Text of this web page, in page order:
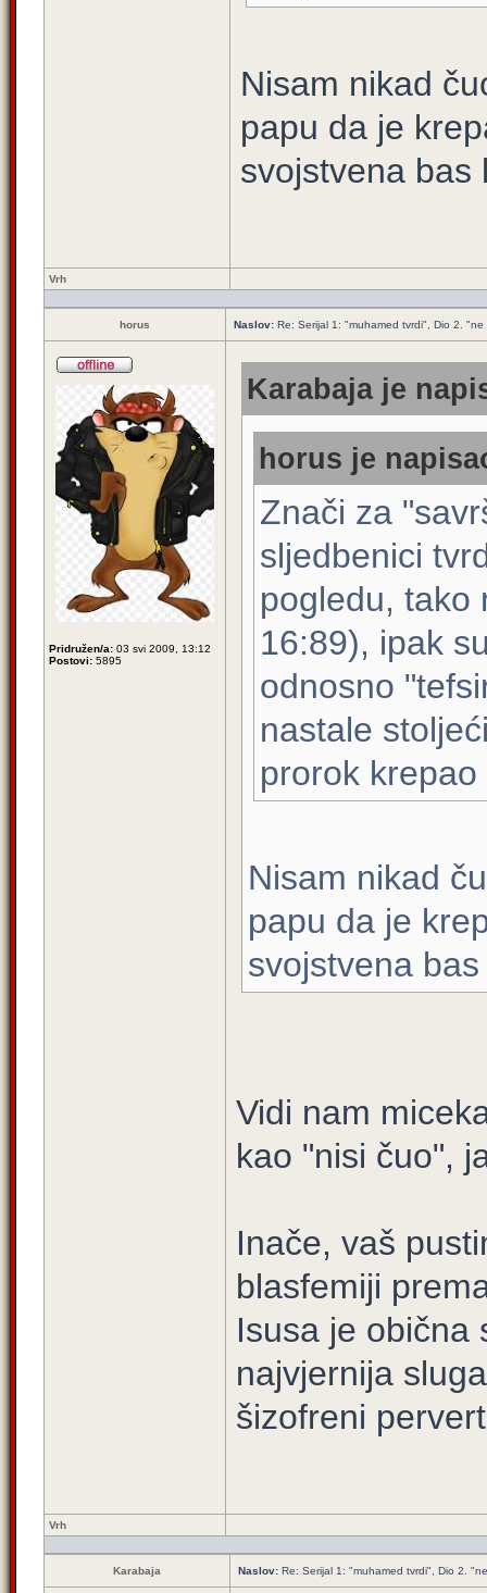
Nisam nikad
papu da je
svojstvena bas
Vrh
horus Naslov: Re: Serijal 1: "muhamed tvrdi", Dio 2.
Pridružen/a: 03 svi 2009, 13:12
Postovi: 5895
Karabaja je
horus je
Znači za
sljedbenici
pogledu, tako
16:89), ipak
odnosno
nastale
prorok
Nisam nikad
papu da je
svojstvena
Vidi nam
kao "nisi čuo",
Inače, vaš
blasfemiji
Isusa je obična
najvjernija
šizofreni
Vrh
Karabaja Naslov: Re: Serijal 1: "muhamed tvrdi", Dio 2.